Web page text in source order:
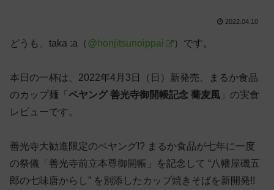
2022.04.10
どうも、taka :a（ @honjitsunoippai ）です。
本日の一杯は、2022年4月3日（日）新発売、まるか食品
のカップ麺「 ペヤング 善光寺御開帳記念 蕎麦風 」の実食
レビューです。
善光寺大勧進限定のペヤング!? まるか食品が七年に一度
の祭儀「善光寺前立本尊御開帳」を記念して “八幡屋磯五
郎の七味唐からし” を別添したカップ焼きそばを新開発!!